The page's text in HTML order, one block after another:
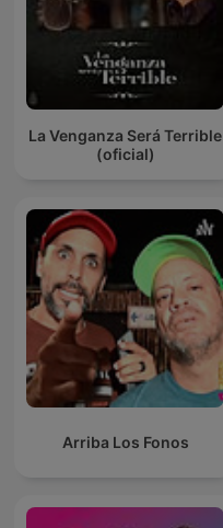
La Venganza Será Terrible
(oficial)
Arriba Los Fonos